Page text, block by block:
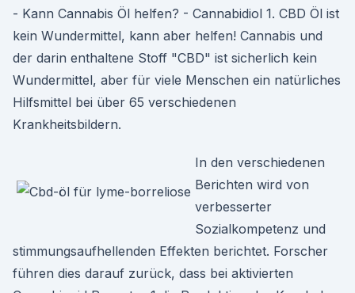
- Kann Cannabis Öl helfen? - Cannabidiol 1. CBD Öl ist
kein Wundermittel, kann aber helfen! Cannabis und
der darin enthaltene Stoff "CBD" ist sicherlich kein
Wundermittel, aber für viele Menschen ein natürliches
Hilfsmittel bei über 65 verschiedenen
Krankheitsbildern.
In den verschiedenen
Berichten wird von
verbesserter
Sozialkompetenz und
stimmungsaufhellenden Effekten berichtet. Forscher
führen dies darauf zurück, dass bei aktivierten